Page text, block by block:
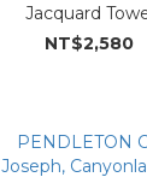
Jacquard
NT$2,580